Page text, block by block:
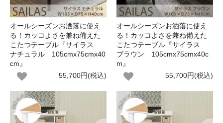
オールシーズンお洒落に使え
る！カッコよさを兼ね備えた
こたつテーブル『サイラス
ナチュラル 105cmx75cmx40
cm』
55,700円(税込)
オールシーズンお洒落に使え
る！カッコよさを兼ね備えた
こたつテーブル『サイラス
ブラウン 105cmx75cmx40c
m』
55,700円(税込)